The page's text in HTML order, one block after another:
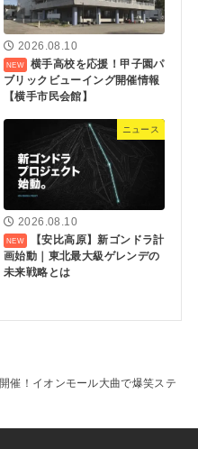
2026.08.10
横手高校を応援！甲子園パ
ブリックビューイング開催情報
【横手市民会館】
ニュース
2026.08.10
【安比高原】新ゴンドラ計
画始動｜東北最大級ゲレンデの
未来戦略とは
催！イオンモール大曲で爆笑ステ